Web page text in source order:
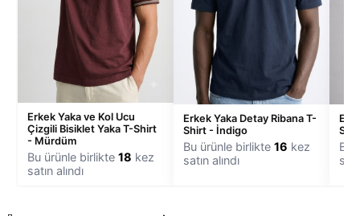
Erkek Yaka ve Kol Ucu
Çizgili Bisiklet Yaka T-Shirt
- Mürdüm
Bu ürünle birlikte 18 kez
satın alındı
Erkek Yaka Detay Ribana T-
Shirt - İndigo
Bu ürünle birlikte 16 kez
satın alındı
Bu